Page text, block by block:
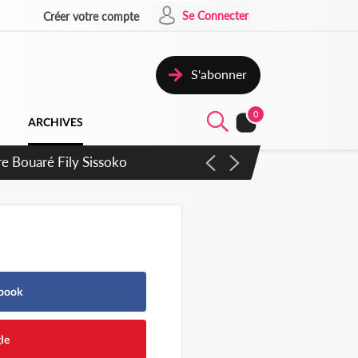
Créer votre compte Se Connecter
S'abonner
ARCHIVES
0
Bouaré Fily Sissoko